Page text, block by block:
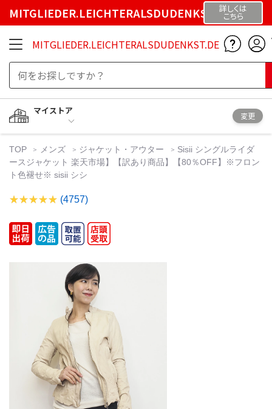
MITGLIEDER.LEICHTERALSDUDENKST.DE詳しくは
こちら
MITGLIEDER.LEICHTERALSDUDENKST.DE
マイストア
変更
TOP メンズ ジャケット・アウター
Sisii シングルライダ
ースジャケット 楽天市場】【訳あり商品】【80％OFF】※フロン
ト色褪せ※ sisii シシ
(4757)